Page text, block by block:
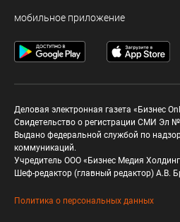
мобильное приложение
Деловая электронная газета «Бизнес
Свидетельство о регистрации СМИ Эл
Выдано федеральной службой по
коммуникаций.
Учредитель ООО «Бизнес Медия
Шеф-редактор (главный редактор) А.В.
Политика о персональных данных